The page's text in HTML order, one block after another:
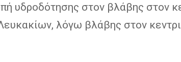
υδροδότησης στον βλάβης στον
λόγω βλάβης στον